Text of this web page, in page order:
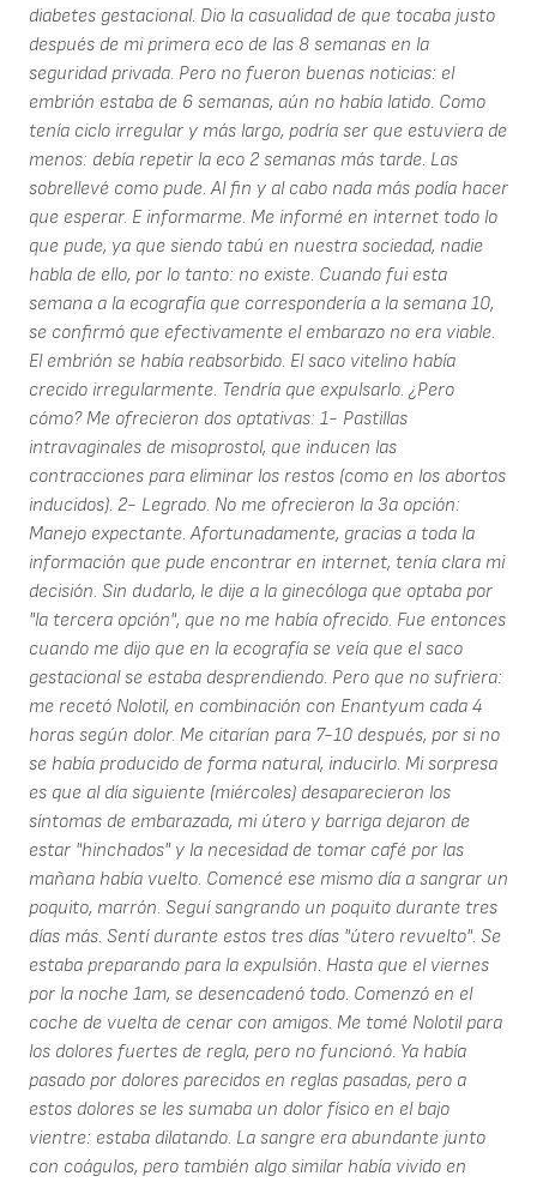
diabetes gestacional. Dio la casualidad de que tocaba justo
después de mi primera eco de las 8 semanas en la
seguridad privada. Pero no fueron buenas noticias: el
embrión estaba de 6 semanas, aún no había latido. Como
tenía ciclo irregular y más largo, podría ser que estuviera de
menos: debía repetir la eco 2 semanas más tarde. Las
sobrellevé como pude. Al fin y al cabo nada más podía hacer
que esperar. E informarme. Me informé en internet todo lo
que pude, ya que siendo tabú en nuestra sociedad, nadie
habla de ello, por lo tanto: no existe. Cuando fui esta
semana a la ecografía que correspondería a la semana 10,
se confirmó que efectivamente el embarazo no era viable.
El embrión se había reabsorbido. El saco vitelino había
crecido irregularmente. Tendría que expulsarlo. ¿Pero
cómo? Me ofrecieron dos optativas: 1- Pastillas
intravaginales de misoprostol, que inducen las
contracciones para eliminar los restos (como en los abortos
inducidos). 2- Legrado. No me ofrecieron la 3a opción:
Manejo expectante. Afortunadamente, gracias a toda la
información que pude encontrar en internet, tenía clara mi
decisión. Sin dudarlo, le dije a la ginecóloga que optaba por
"la tercera opción", que no me había ofrecido. Fue entonces
cuando me dijo que en la ecografía se veía que el saco
gestacional se estaba desprendiendo. Pero que no sufriera:
me recetó Nolotil, en combinación con Enantyum cada 4
horas según dolor. Me citarían para 7-10 después, por si no
se había producido de forma natural, inducirlo. Mi sorpresa
es que al día siguiente (miércoles) desaparecieron los
síntomas de embarazada, mi útero y barriga dejaron de
estar "hinchados" y la necesidad de tomar café por las
mañana había vuelto. Comencé ese mismo día a sangrar un
poquito, marrón. Seguí sangrando un poquito durante tres
días más. Sentí durante estos tres días "útero revuelto". Se
estaba preparando para la expulsión. Hasta que el viernes
por la noche 1am, se desencadenó todo. Comenzó en el
coche de vuelta de cenar con amigos. Me tomé Nolotil para
los dolores fuertes de regla, pero no funcionó. Ya había
pasado por dolores parecidos en reglas pasadas, pero a
estos dolores se les sumaba un dolor físico en el bajo
vientre: estaba dilatando. La sangre era abundante junto
con coágulos, pero también algo similar había vivido en